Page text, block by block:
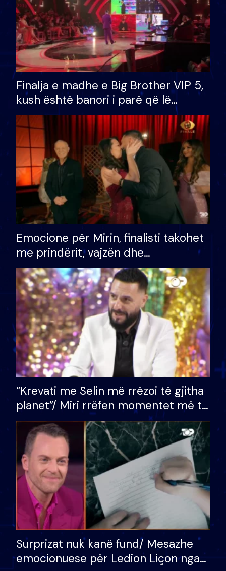
Finalja e madhe e Big Brother VIP 5,
kush është banori i parë që lë
shtëpinë dhe humb mundësinë për
të fituar çmimin e madh
Emocione për Mirin, finalisti takohet
me prindërit, vajzën dhe
bashkëshorten: S’kemi ndonjë letër
divorci apo jo?
“Krevati me Selin më rrëzoi të gjitha
planet”/ Miri rrëfen momentet më të
bukura në shtëpinë e BB VIP: Do më
mungojë zilja e mëngjesit kur…
Surprizat nuk kanë fund/ Mesazhe
emocionuese për Ledion Liçon nga